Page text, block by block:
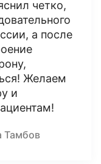
четко,
а после
Желаем
и
Тамбов